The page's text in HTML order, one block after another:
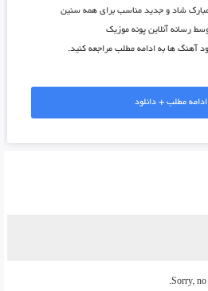
شاد و جدید مناسب برای همه سنین
رسانه آنلاین پونه موزیک
آهنگ ها به ادامه مطلب مراجعه کنید.
ادامه مطلب + دانلود
Sorry, no